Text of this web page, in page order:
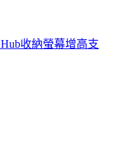
收納螢幕增高支